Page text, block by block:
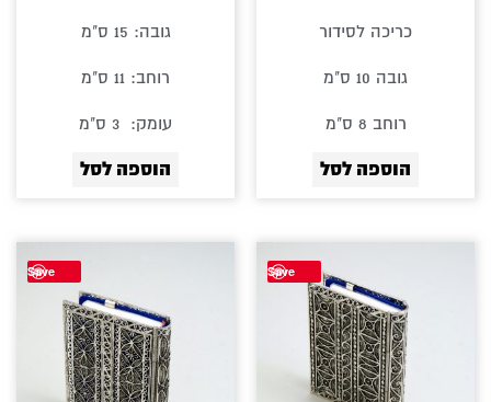
כריכה לסידור
גובה 10 ס"מ
רוחב 8 ס"מ
הוספה לסל
גובה: 15 ס"מ
רוחב: 11 ס"מ
עומק: 3 ס"מ
הוספה לסל
Save
Save